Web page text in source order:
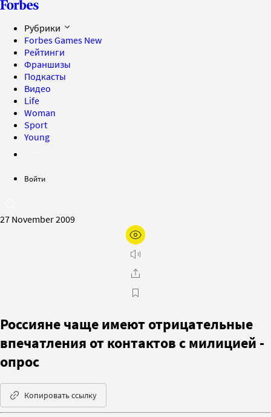
Рубрики
Forbes Games New
Рейтинги
Франшизы
Подкасты
Видео
Life
Woman
Sport
Young
Войти
27 November 2009
Россияне чаще имеют отрицательные
впечатления от контактов с милицией -
опрос
Копировать ссылку